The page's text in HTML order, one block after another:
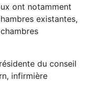
ont notamment
existantes,
du conseil
infirmière